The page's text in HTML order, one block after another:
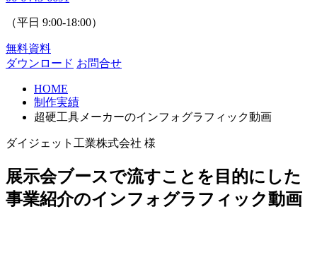
（平日 9:00-18:00）
無料資料
ダウンロード お問合せ
HOME
制作実績
超硬工具メーカーのインフォグラフィック動画
ダイジェット工業株式会社 様
展示会ブースで流すことを目的にした
事業紹介のインフォグラフィック動画